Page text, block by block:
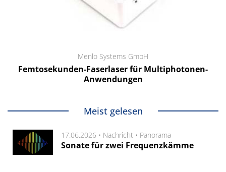
Menlo Systems GmbH
Femtosekunden-Faserlaser für Multiphotonen-
Anwendungen
Meist gelesen
17.06.2026 • Nachricht • Panorama
Sonate für zwei Frequenzkämme